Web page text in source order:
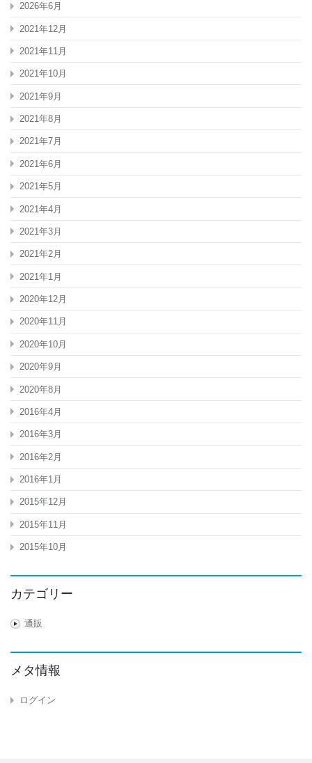
2026年6月
2021年12月
2021年11月
2021年10月
2021年9月
2021年8月
2021年7月
2021年6月
2021年5月
2021年4月
2021年3月
2021年2月
2021年1月
2020年12月
2020年11月
2020年10月
2020年9月
2020年8月
2016年4月
2016年3月
2016年2月
2016年1月
2015年12月
2015年11月
2015年10月
カテゴリー
通販
メタ情報
ログイン